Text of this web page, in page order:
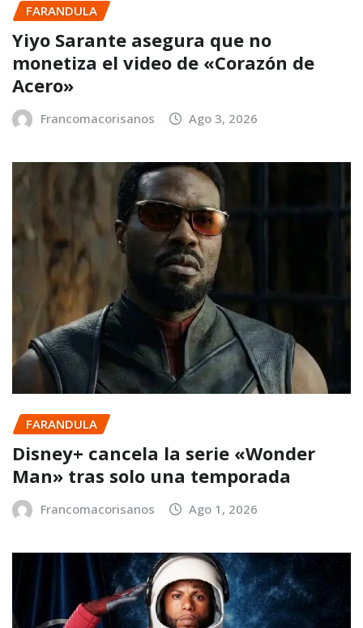
FARANDULA
Yiyo Sarante asegura que no
monetiza el video de «Corazón de
Acero»
Francomacorisanos Ago 3, 2026
FARANDULA
Disney+ cancela la serie «Wonder
Man» tras solo una temporada
Francomacorisanos Ago 1, 2026